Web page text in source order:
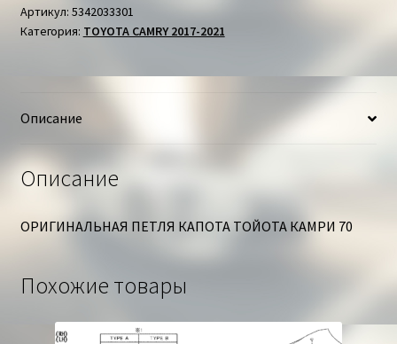
ЛЕВАЯ
ТОЙОТА
Артикул: 5342033301
Категория: TOYOTA CAMRY 2017-2021
Описание
Описание
ОРИГИНАЛЬНАЯ ПЕТЛЯ КАПОТА ТОЙОТА КАМРИ 70
Похожие товары